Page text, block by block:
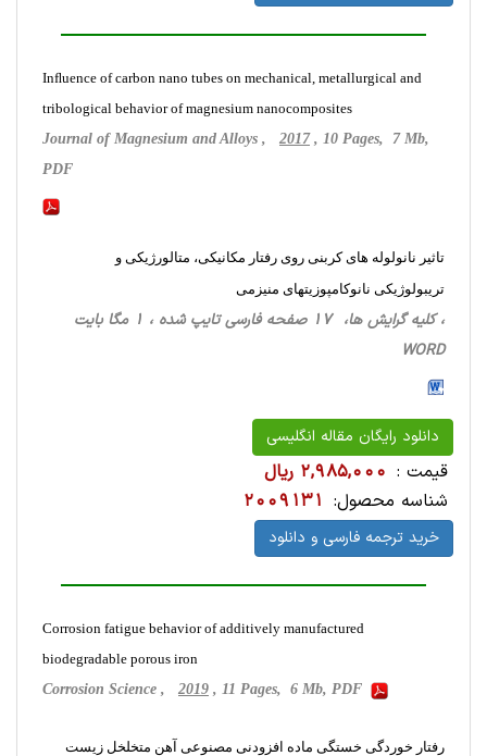
Inﬂuence of carbon nano tubes on mechanical, metallurgical and
tribological behavior of magnesium nanocomposites
Journal of Magnesium and Alloys , 2017, 10 Pages, 7 Mb,
PDF
تاثیر نانولوله های کربنی روی رفتار مکانیکی، متالورژیکی و
تریبولوژیکی نانوکامپوزیتهای منیزمی
، کلیه گرایش ها، 17 صفحه فارسی تایپ شده ، 1 مگا بایت
WORD
دانلود رایگان مقاله انگلیسی
قیمت : 2,985,000 ریال
شناسه محصول: 2009131
خرید ترجمه فارسی و دانلود
Corrosion fatigue behavior of additively manufactured
biodegradable porous iron
Corrosion Science , 2019 , 11 Pages, 6 Mb, PDF
رفتار خوردگی خستگی ماده افزودنی مصنوعی آهن متخلخل زیست